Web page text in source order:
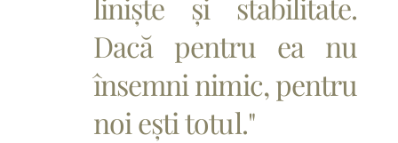
liniște și stabilitate.
Dacă pentru ea nu
însemni nimic, pentru
noi ești totul."